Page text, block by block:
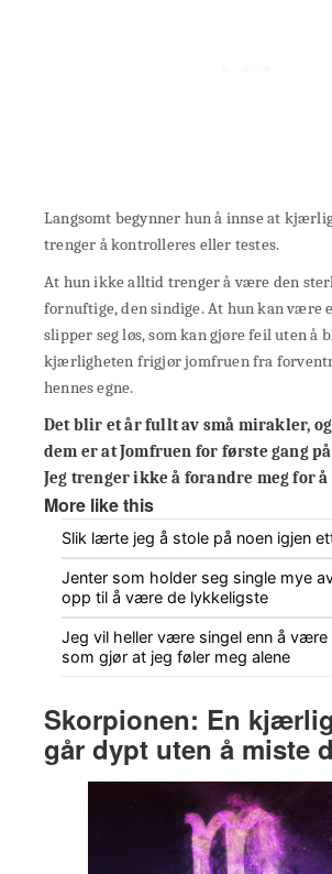
Langsomt begynner hun å innse at
trenger å kontrolleres eller testes.
At hun ikke alltid trenger å være den
fornuftige, den sindige. At hun kan være
slipper seg løs, som kan gjøre feil uten å
kjærligheten frigjør jomfruen fra
hennes egne.
Det blir et år fullt av små mirakler,
dem er at Jomfruen for første gang
Jeg trenger ikke å forandre meg for
More like this
Slik lærte jeg å stole på noen igjen
Jenter som holder seg single mye
opp til å være de lykkeligste
Jeg vil heller være singel enn å
som gjør at jeg føler meg alene
Skorpionen: En
går dypt uten å miste